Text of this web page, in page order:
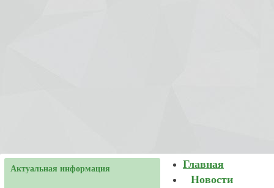
Актуальная информация
Главная
Новости